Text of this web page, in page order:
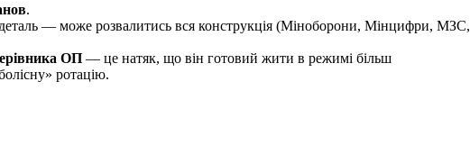
.
— може розвалитись вся конструкція (Міноборони, Мінцифри, МЗС,
ОП — це натяк, що він готовий жити в режимі більш
ротацію.